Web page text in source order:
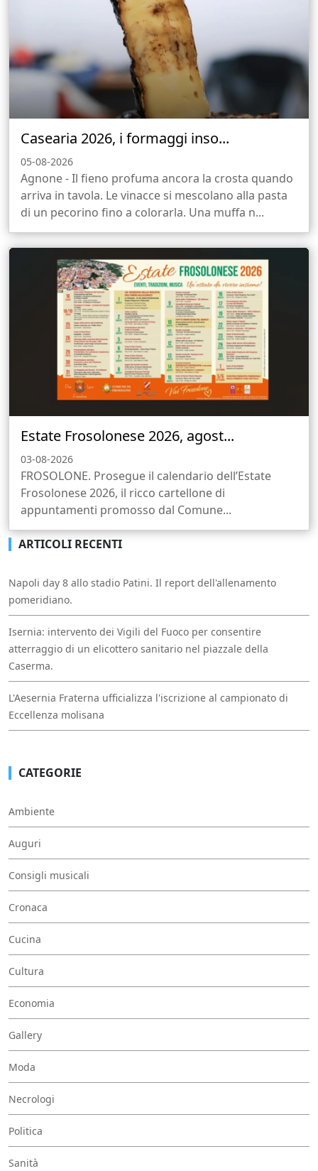
Casearia 2026, i formaggi inso...
05-08-2026
Agnone - Il fieno profuma ancora la crosta quando
arriva in tavola. Le vinacce si mescolano alla pasta
di un pecorino fino a colorarla. Una muffa n...
Estate Frosolonese 2026, agost...
03-08-2026
FROSOLONE. Prosegue il calendario dell’Estate
Frosolonese 2026, il ricco cartellone di
appuntamenti promosso dal Comune...
ARTICOLI RECENTI
Napoli day 8 allo stadio Patini. Il report dell'allenamento
pomeridiano.
Isernia: intervento dei Vigili del Fuoco per consentire
atterraggio di un elicottero sanitario nel piazzale della
Caserma.
L'Aesernia Fraterna ufficializza l'iscrizione al campionato di
Eccellenza molisana
CATEGORIE
Ambiente
Auguri
Consigli musicali
Cronaca
Cucina
Cultura
Economia
Gallery
Moda
Necrologi
Politica
Sanità